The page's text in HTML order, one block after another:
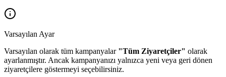
Varsayılan Ayar
Varsayılan olarak tüm kampanyalar "Tüm Ziyaretçiler" olarak
ayarlanmıştır. Ancak kampanyanızı yalnızca yeni veya geri dönen
ziyaretçilere göstermeyi seçebilirsiniz.